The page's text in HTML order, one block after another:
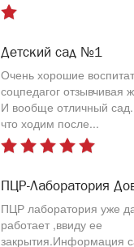
Детский сад №1
Очень хорошие
соцпедагог отзывчивая
И вообще отличный
что ходим после...
ПЦР-Лаборатория
ПЦР лаборатория уже
работает ,ввиду ее
закрытия.Информация